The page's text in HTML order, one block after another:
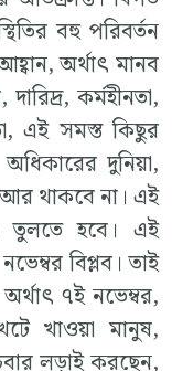
বহু পরিবর্তন
অর্থাৎ মানব
কর্মহীনতা,
এই সমস্ত কিছুর
দুনিয়া,
আর থাকবে না। এই
তুলতে হবে। এই
বিপ্লব। তাই
৭ই নভেম্বর,
খাওয়া মানুষ,
লড়াই করছেন,